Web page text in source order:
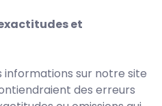
et
informations sur notre site
des erreurs